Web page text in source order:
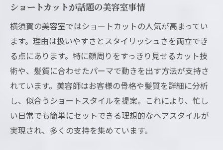
ショートカットが話題の美容室事情
横須賀の美容室ではショートカットの人気が高まってい
ます。理由は扱いやすさとスタイリッシュさを両立でき
る点にあります。特に顔周りをすっきり見せるカット技
術や、髪質に合わせたパーマで動きを出す方法が支持さ
れています。美容師はお客様の骨格や髪質を詳細に分析
し、似合うショートスタイルを提案。これにより、忙し
い日常でも簡単にセットできる理想的なヘアスタイルが
実現され、多くの支持を集めています。